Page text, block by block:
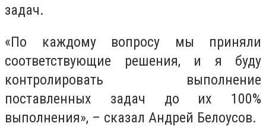
задач.
«По каждому вопросу мы приняли
соответствующие решения, и я буду
контролировать выполнение
поставленных задач до их 100%
выполнения», – сказал Андрей Белоусов.